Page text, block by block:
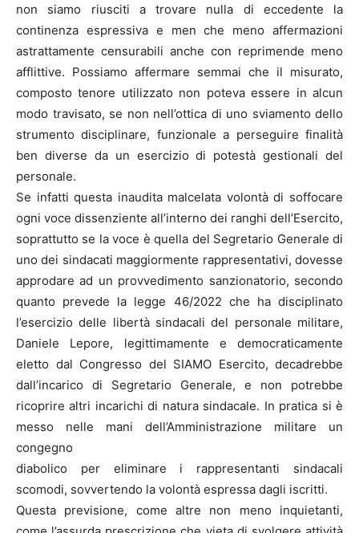
non siamo riusciti a trovare nulla di eccedente la
continenza espressiva e men che meno affermazioni
astrattamente censurabili anche con reprimende meno
afflittive. Possiamo affermare semmai che il misurato,
composto tenore utilizzato non poteva essere in alcun
modo travisato, se non nell’ottica di uno sviamento dello
strumento disciplinare, funzionale a perseguire finalità
ben diverse da un esercizio di potestà gestionali del
personale.
Se infatti questa inaudita malcelata volontà di soffocare
ogni voce dissenziente all’interno dei ranghi dell’Esercito,
soprattutto se la voce è quella del Segretario Generale di
uno dei sindacati maggiormente rappresentativi, dovesse
approdare ad un provvedimento sanzionatorio, secondo
quanto prevede la legge 46/2022 che ha disciplinato
l’esercizio delle libertà sindacali del personale militare,
Daniele Lepore, legittimamente e democraticamente
eletto dal Congresso del SIAMO Esercito, decadrebbe
dall’incarico di Segretario Generale, e non potrebbe
ricoprire altri incarichi di natura sindacale. In pratica si è
messo nelle mani dell’Amministrazione militare un
congegno
diabolico per eliminare i rappresentanti sindacali
scomodi, sovvertendo la volontà espressa dagli iscritti.
Questa previsione, come altre non meno inquietanti,